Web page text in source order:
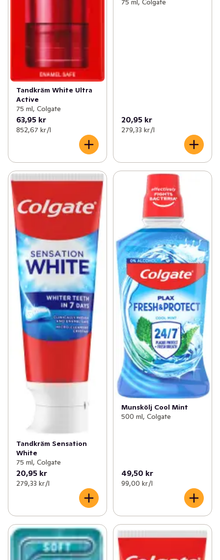
Tandkräm White Ultra
Active
75 ml, Colgate
63,95 kr
852,67 kr /l
75 ml, Colgate
20,95 kr
279,33 kr /l
Tandkräm Sensation
White
75 ml, Colgate
20,95 kr
279,33 kr /l
Munskölj Cool Mint
500 ml, Colgate
49,50 kr
99,00 kr /l